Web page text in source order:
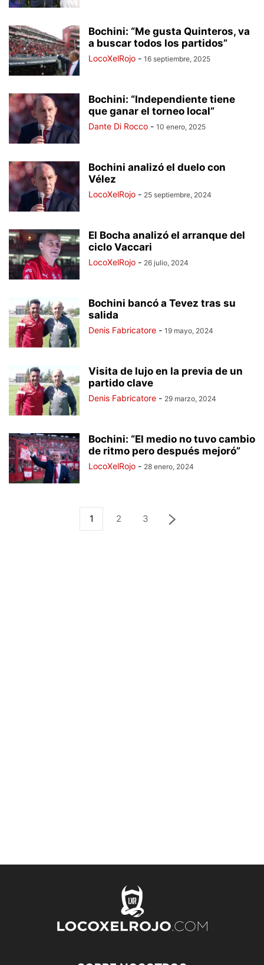
Bochini: “Me gusta Quinteros, va
a buscar todos los partidos”
LocoXelRojo - 16 septiembre, 2025
Bochini: “Independiente tiene
que ganar el torneo local”
Dante Di Rocco - 10 enero, 2025
Bochini analizó el duelo con
Vélez
LocoXelRojo - 25 septiembre, 2024
El Bocha analizó el arranque del
ciclo Vaccari
LocoXelRojo - 26 julio, 2024
Bochini bancó a Tevez tras su
salida
Denis Fabricatore - 19 mayo, 2024
Visita de lujo en la previa de un
partido clave
Denis Fabricatore - 29 marzo, 2024
Bochini: “El medio no tuvo cambio
de ritmo pero después mejoró”
LocoXelRojo - 28 enero, 2024
1 2 3